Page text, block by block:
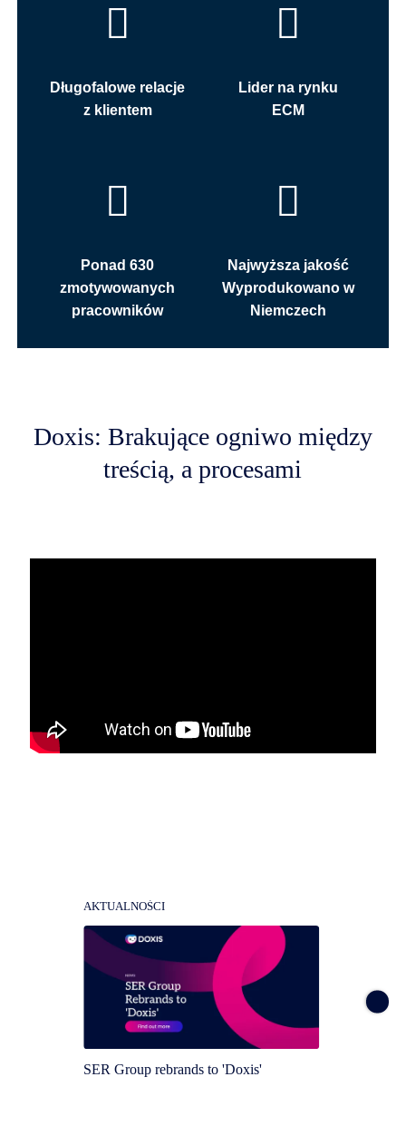
Długofalowe relacje
z klientem
Lider na rynku
ECM
Ponad 630
zmotywowanych
pracowników
Najwyższa jakość
Wyprodukowano w
Niemczech
Doxis: Brakujące ogniwo między
treścią, a procesami
AKTUALNOŚCI
SER Group rebrands to 'Doxis'